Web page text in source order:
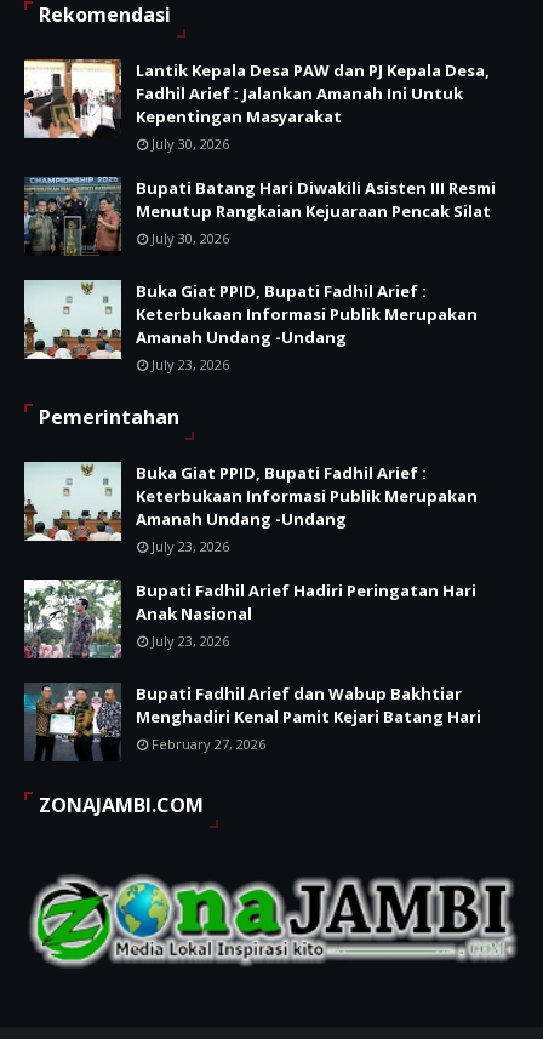
Rekomendasi
Lantik Kepala Desa PAW dan PJ Kepala Desa,
Fadhil Arief : Jalankan Amanah Ini Untuk
Kepentingan Masyarakat
July 30, 2026
Bupati Batang Hari Diwakili Asisten III Resmi
Menutup Rangkaian Kejuaraan Pencak Silat
July 30, 2026
Buka Giat PPID, Bupati Fadhil Arief :
Keterbukaan Informasi Publik Merupakan
Amanah Undang -Undang
July 23, 2026
Pemerintahan
Buka Giat PPID, Bupati Fadhil Arief :
Keterbukaan Informasi Publik Merupakan
Amanah Undang -Undang
July 23, 2026
Bupati Fadhil Arief Hadiri Peringatan Hari
Anak Nasional
July 23, 2026
Bupati Fadhil Arief dan Wabup Bakhtiar
Menghadiri Kenal Pamit Kejari Batang Hari
February 27, 2026
ZONAJAMBI.COM